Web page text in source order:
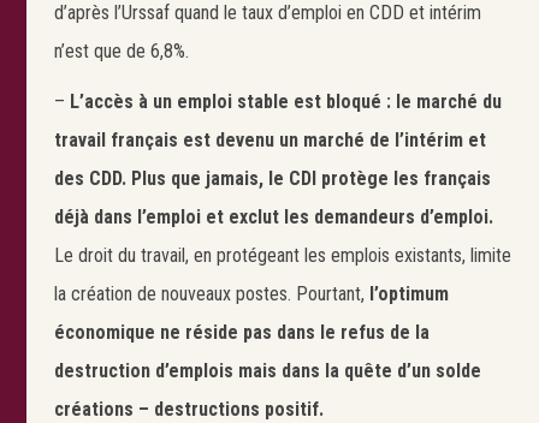
d’après l’Urssaf quand le taux d’emploi en CDD et intérim
n’est que de 6,8%.
– L’accès à un emploi stable est bloqué : le marché du
travail français est devenu un marché de l’intérim et
des CDD. Plus que jamais, le CDI protège les français
déjà dans l’emploi et exclut les demandeurs d’emploi.
Le droit du travail, en protégeant les emplois existants, limite
la création de nouveaux postes. Pourtant, l’optimum
économique ne réside pas dans le refus de la
destruction d’emplois mais dans la quête d’un solde
créations – destructions positif.